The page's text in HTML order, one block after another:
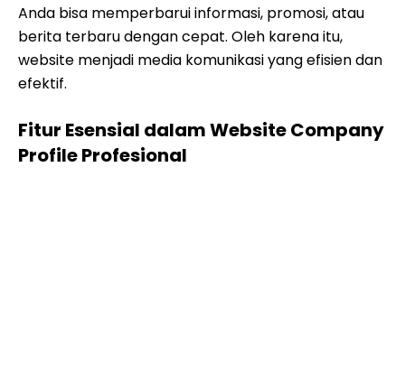
Anda bisa memperbarui informasi, promosi, atau
berita terbaru dengan cepat. Oleh karena itu,
website menjadi media komunikasi yang efisien dan
efektif.
Fitur Esensial dalam Website Company
Profile Profesional